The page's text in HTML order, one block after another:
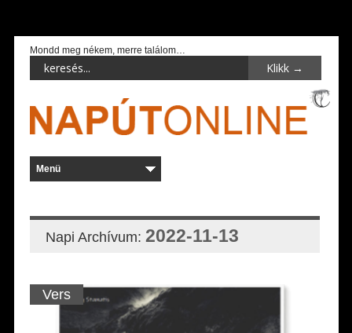
Mondd meg nékem, merre találom…
Napi Archívum: 2022-11-13
Vers